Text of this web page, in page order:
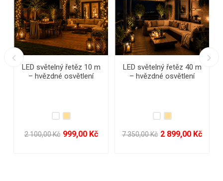
LED světelný řetěz 40 m
– hvězdné osvětlení
7 350,00 Kč 2 899,00 Kč
LED světelný řetěz 60 m
– hvězdné osvětlení
7 350,00 Kč 3 999,00 Kč